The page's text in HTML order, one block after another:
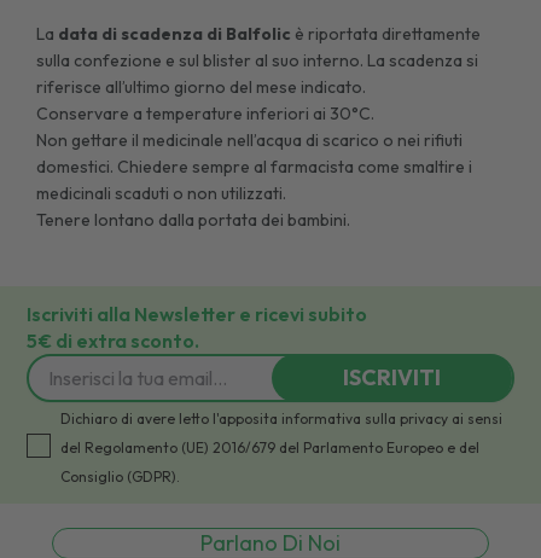
La data di scadenza di Balfolic è riportata direttamente
sulla confezione e sul blister al suo interno. La scadenza si
riferisce all’ultimo giorno del mese indicato.
Conservare a temperature inferiori ai 30°C.
Non gettare il medicinale nell’acqua di scarico o nei rifiuti
domestici. Chiedere sempre al farmacista come smaltire i
medicinali scaduti o non utilizzati.
Tenere lontano dalla portata dei bambini.
Iscriviti alla Newsletter e ricevi subito
5€ di extra sconto.
ISCRIVITI
Dichiaro di avere letto l'apposita informativa sulla privacy ai sensi
del Regolamento (UE) 2016/679 del Parlamento Europeo e del
Consiglio (GDPR).
Parlano Di Noi